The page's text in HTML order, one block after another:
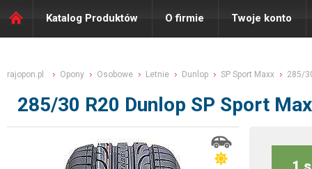
Katalog Produktów O firmie Twoje konto
rajopon.pl Opony Osobowe Letnie Dunlop SP Sport Maxx 285/
285/30 R20 Dunlop SP Sport